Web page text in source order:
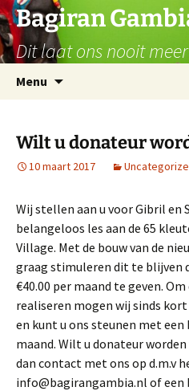
Ga
naar
de
inhoud
Bagiran
Dit laat ons nooit
Menu
Wilt u donateur
10 maart 2017
Wij stellen aan u voor Gibril en
belangeloos les aan de 65
Village. Met de bouw van de
graag stimuleren dit te blijven
€40.00 per maand te geven.
realiseren mogen wij sinds
en kunt u ons steunen met een
maand. Wilt u donateur
dan contact met ons op d.m.v
info@bagirangambia.nl of